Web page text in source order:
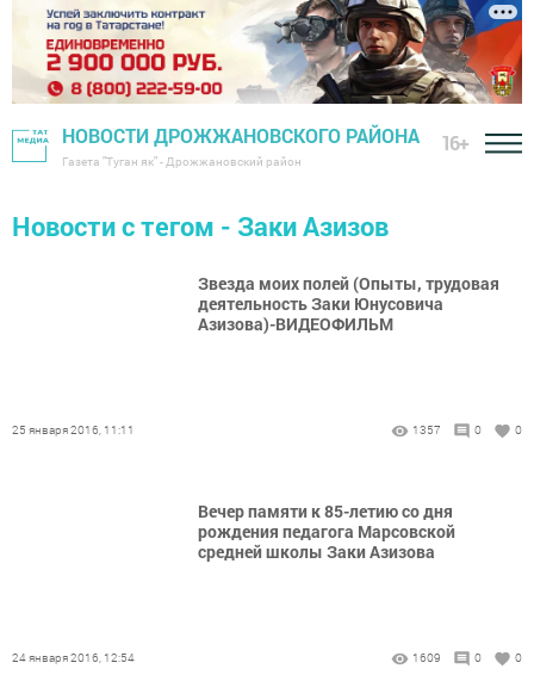
НОВОСТИ ДРОЖЖАНОВСКОГО РАЙОНА
Газета "Туган як" - Дрожжановский район
16+
Новости с тегом - Заки Азизов
Звезда моих полей (Опыты, трудовая
деятельность Заки Юнусовича
Азизова)-ВИДЕОФИЛЬМ
25 января 2016, 11:11 1357 0 0
Вечер памяти к 85-летию со дня
рождения педагога Марсовской
средней школы Заки Азизова
24 января 2016, 12:54 1609 0 0